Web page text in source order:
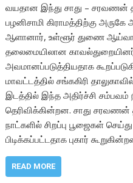
வயதான இந்து சாது – சரவணன்
பழனிசாமி கிராமத்திற்கு
ஆளானார், உள்ளூர் துணை
தலைமையிலான காவல்துறையினர்
அவமானப்படுத்தியதாக
மாவட்டத்தில் சங்ககிரி
இடத்தில் இந்த அதிர்ச்சி
தெரிவிக்கின்றன. சாது
நாட்களில் சிறப்பு பூஜைகள்
பிடிக்கப்பட்டதாக புகார்
READ MORE